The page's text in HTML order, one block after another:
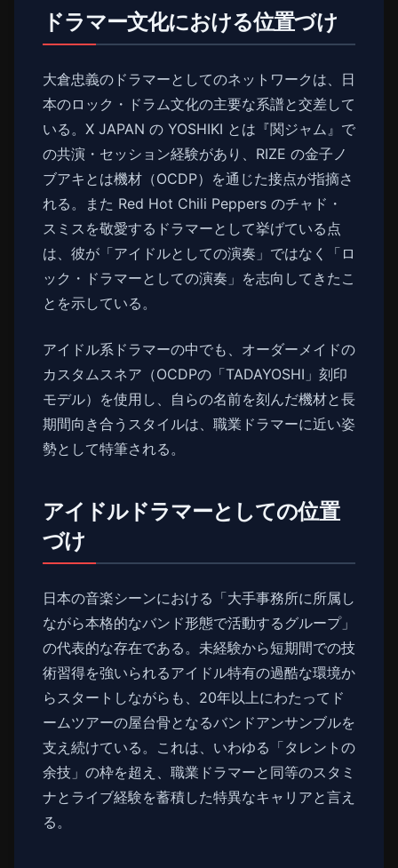
ドラマー文化における位置づけ
大倉忠義のドラマーとしてのネットワークは、日
本のロック・ドラム文化の主要な系譜と交差して
いる。X JAPAN の YOSHIKI とは『関ジャム』で
の共演・セッション経験があり、RIZE の金子ノ
ブアキとは機材（OCDP）を通じた接点が指摘さ
れる。また Red Hot Chili Peppers のチャド・
スミスを敬愛するドラマーとして挙げている点
は、彼が「アイドルとしての演奏」ではなく「ロ
ック・ドラマーとしての演奏」を志向してきたこ
とを示している。
アイドル系ドラマーの中でも、オーダーメイドの
カスタムスネア（OCDPの「TADAYOSHI」刻印
モデル）を使用し、自らの名前を刻んだ機材と長
期間向き合うスタイルは、職業ドラマーに近い姿
勢として特筆される。
アイドルドラマーとしての位置
づけ
日本の音楽シーンにおける「大手事務所に所属し
ながら本格的なバンド形態で活動するグループ」
の代表的な存在である。未経験から短期間での技
術習得を強いられるアイドル特有の過酷な環境か
らスタートしながらも、20年以上にわたってド
ームツアーの屋台骨となるバンドアンサンブルを
支え続けている。これは、いわゆる「タレントの
余技」の枠を超え、職業ドラマーと同等のスタミ
ナとライブ経験を蓄積した特異なキャリアと言え
る。